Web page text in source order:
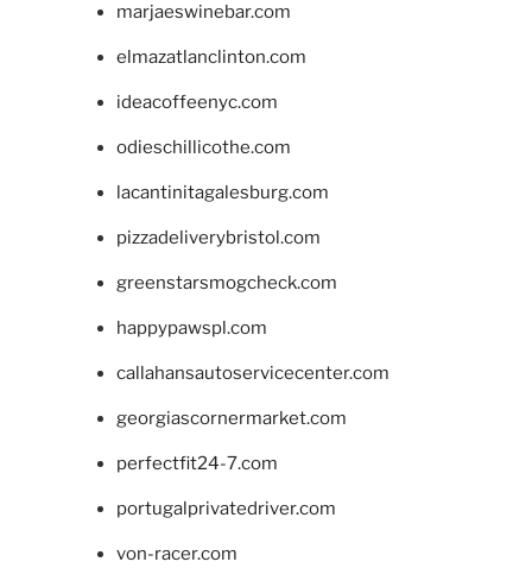
marjaeswinebar.com
elmazatlanclinton.com
ideacoffeenyc.com
odieschillicothe.com
lacantinitagalesburg.com
pizzadeliverybristol.com
greenstarsmogcheck.com
happypawspl.com
callahansautoservicecenter.com
georgiascornermarket.com
perfectfit24-7.com
portugalprivatedriver.com
von-racer.com